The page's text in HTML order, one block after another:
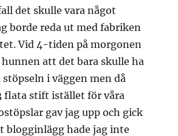
det skulle vara något
borde reda ut med fabriken
Vid 4-tiden på morgonen
att det bara skulle ha
i väggen men då
flata stift istället för våra
gav jag upp och gick
blogginlägg hade jag inte